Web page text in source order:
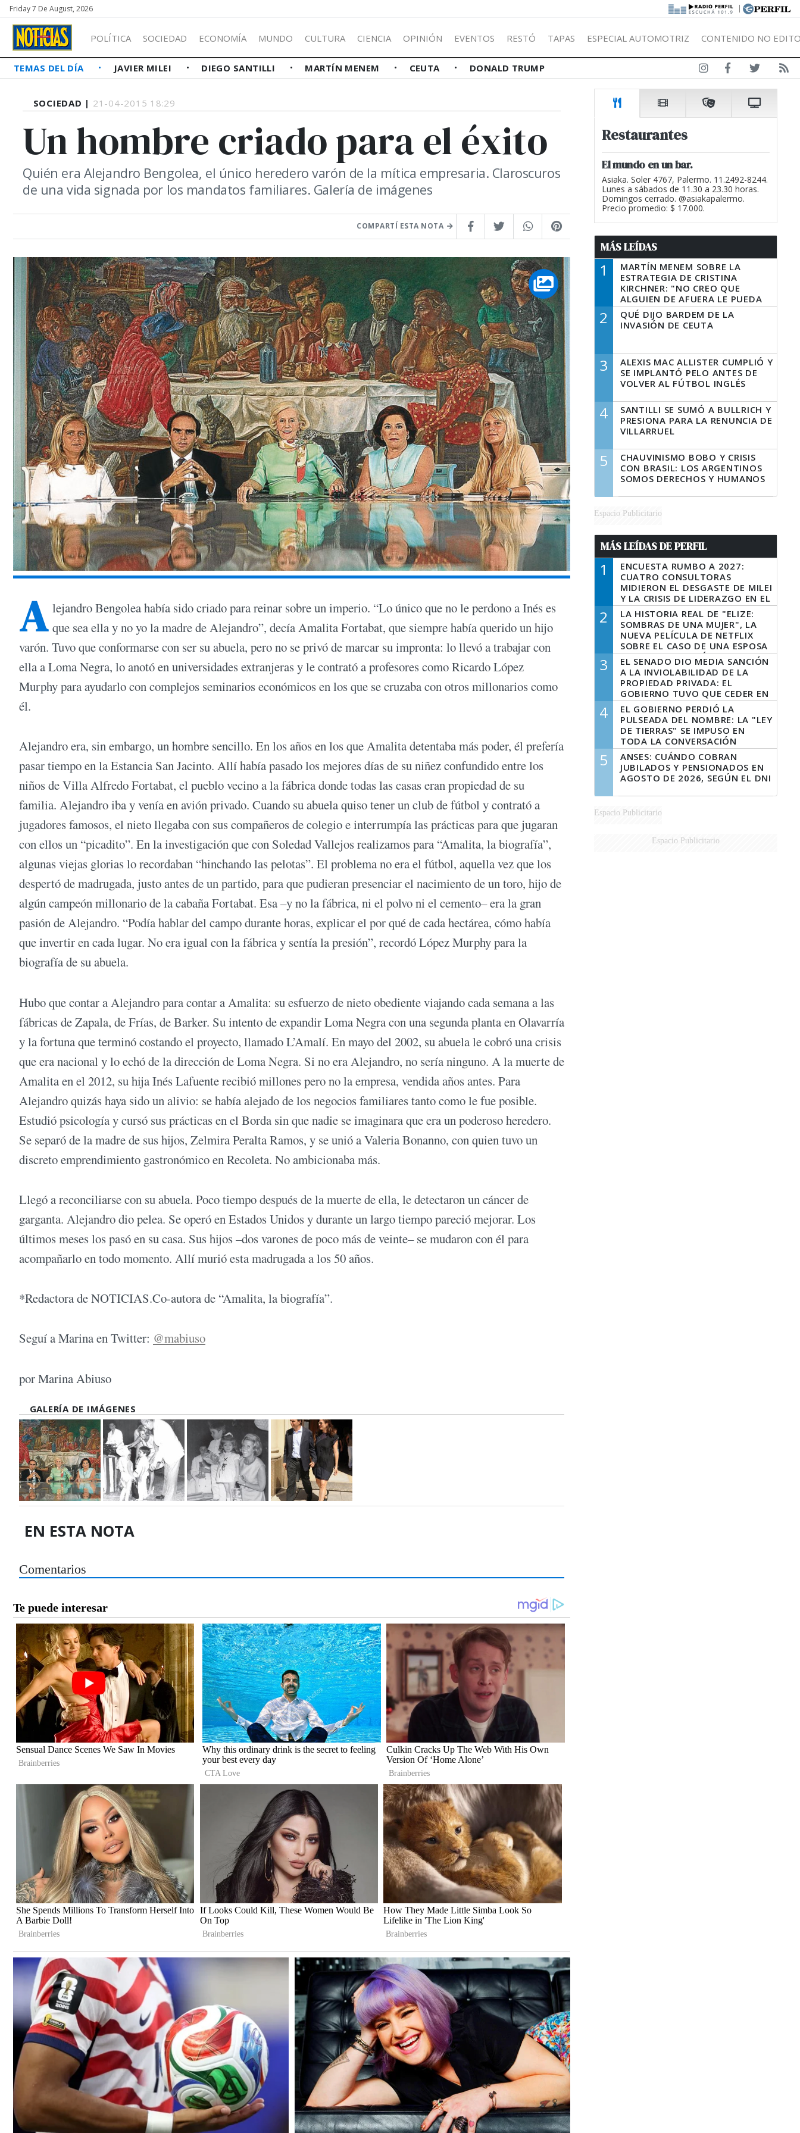
Friday 7 De August, 2026 |
POLÍTICA SOCIEDAD ECONOMÍA MUNDO CULTURA CIENCIA OPINIÓN EVENTOS RESTÓ TAPAS ESPECIAL AUTOMOTRIZ CONTENIDO NO
TEMAS DEL DÍA JAVIER MILEI DIEGO SANTILLI MARTÍN MENEM CEUTA DONALD TRUMP
SOCIEDAD | 21-04-2015 18:29
Un hombre criado para el éxito
Quién era Alejandro Bengolea, el único heredero varón de la mítica empresaria. Claroscuros
de una vida signada por los mandatos familiares. Galería de imágenes
COMPARTÍ ESTA NOTA
A lejandro Bengolea había sido criado para reinar sobre un imperio. “Lo único que no le perdono a Inés es
que sea ella y no yo la madre de Alejandro”, decía Amalita Fortabat, que siempre había querido un hijo
varón. Tuvo que conformarse con ser su abuela, pero no se privó de marcar su impronta: lo llevó a trabajar con
ella a Loma Negra, lo anotó en universidades extranjeras y le contrató a profesores como Ricardo López
Murphy para ayudarlo con complejos seminarios económicos en los que se cruzaba con otros millonarios como
él.
Alejandro era, sin embargo, un hombre sencillo. En los años en los que Amalita detentaba más poder, él prefería
pasar tiempo en la Estancia San Jacinto. Allí había pasado los mejores días de su niñez confundido entre los
niños de Villa Alfredo Fortabat, el pueblo vecino a la fábrica donde todas las casas eran propiedad de su
familia. Alejandro iba y venía en avión privado. Cuando su abuela quiso tener un club de fútbol y contrató a
jugadores famosos, el nieto llegaba con sus compañeros de colegio e interrumpía las prácticas para que jugaran
con ellos un “picadito”. En la investigación que con Soledad Vallejos realizamos para “Amalita, la biografía”,
algunas viejas glorias lo recordaban “hinchando las pelotas”. El problema no era el fútbol, aquella vez que los
despertó de madrugada, justo antes de un partido, para que pudieran presenciar el nacimiento de un toro, hijo de
algún campeón millonario de la cabaña Fortabat. Esa –y no la fábrica, ni el polvo ni el cemento– era la gran
pasión de Alejandro. “Podía hablar del campo durante horas, explicar el por qué de cada hectárea, cómo había
que invertir en cada lugar. No era igual con la fábrica y sentía la presión”, recordó López Murphy para la
biografía de su abuela.
Hubo que contar a Alejandro para contar a Amalita: su esfuerzo de nieto obediente viajando cada semana a las
fábricas de Zapala, de Frías, de Barker. Su intento de expandir Loma Negra con una segunda planta en Olavarría
y la fortuna que terminó costando el proyecto, llamado L’Amalí. En mayo del 2002, su abuela le cobró una crisis
que era nacional y lo echó de la dirección de Loma Negra. Si no era Alejandro, no sería ninguno. A la muerte de
Amalita en el 2012, su hija Inés Lafuente recibió millones pero no la empresa, vendida años antes. Para
Alejandro quizás haya sido un alivio: se había alejado de los negocios familiares tanto como le fue posible.
Estudió psicología y cursó sus prácticas en el Borda sin que nadie se imaginara que era un poderoso heredero.
Se separó de la madre de sus hijos, Zelmira Peralta Ramos, y se unió a Valeria Bonanno, con quien tuvo un
discreto emprendimiento gastronómico en Recoleta. No ambicionaba más.
Llegó a reconciliarse con su abuela. Poco tiempo después de la muerte de ella, le detectaron un cáncer de
garganta. Alejandro dio pelea. Se operó en Estados Unidos y durante un largo tiempo pareció mejorar. Los
últimos meses los pasó en su casa. Sus hijos –dos varones de poco más de veinte– se mudaron con él para
acompañarlo en todo momento. Allí murió esta madrugada a los 50 años.
*Redactora de NOTICIAS.Co-autora de “Amalita, la biografía”.
Seguí a Marina en Twitter: @mabiuso
por Marina Abiuso
GALERÍA DE IMÁGENES
EN ESTA NOTA
Comentarios
Restaurantes
El mundo en un bar.
Asiaka. Soler 4767, Palermo. 11.2492-8244.
Lunes a sábados de 11.30 a 23.30 horas.
Domingos cerrado. @asiakapalermo.
Precio promedio: $ 17.000.
MÁS LEÍDAS
1
MARTÍN MENEM SOBRE LA
ESTRATEGIA DE CRISTINA
KIRCHNER: "NO CREO QUE
ALGUIEN DE AFUERA LE PUEDA
DECIR A LA JUSTICIA LO QUE
TIENE QUE HACER"
2
QUÉ DIJO BARDEM DE LA
INVASIÓN DE CEUTA
3
ALEXIS MAC ALLISTER CUMPLIÓ Y
SE IMPLANTÓ PELO ANTES DE
VOLVER AL FÚTBOL INGLÉS
4
SANTILLI SE SUMÓ A BULLRICH Y
PRESIONA PARA LA RENUNCIA DE
VILLARRUEL
5
CHAUVINISMO BOBO Y CRISIS
CON BRASIL: LOS ARGENTINOS
SOMOS DERECHOS Y HUMANOS
Espacio Publicitario
MÁS LEÍDAS DE PERFIL
1
ENCUESTA RUMBO A 2027:
CUATRO CONSULTORAS
MIDIERON EL DESGASTE DE MILEI
Y LA CRISIS DE LIDERAZGO EN EL
PERONISMO
2
LA HISTORIA REAL DE "ELIZE:
SOMBRAS DE UNA MUJER", LA
NUEVA PELÍCULA DE NETFLIX
SOBRE EL CASO DE UNA ESPOSA
QUE DESCUARTIZÓ A SU
MARIDO
3
EL SENADO DIO MEDIA SANCIÓN
A LA INVIOLABILIDAD DE LA
PROPIEDAD PRIVADA: EL
GOBIERNO TUVO QUE CEDER EN
LA LEY DEL MANEJO DEL FUEGO
4
EL GOBIERNO PERDIÓ LA
PULSEADA DEL NOMBRE: LA "LEY
DE TIERRAS" SE IMPUSO EN
TODA LA CONVERSACIÓN
DIGITAL
5
ANSES: CUÁNDO COBRAN
JUBILADOS Y PENSIONADOS EN
AGOSTO DE 2026, SEGÚN EL DNI
Espacio Publicitario
Espacio Publicitario